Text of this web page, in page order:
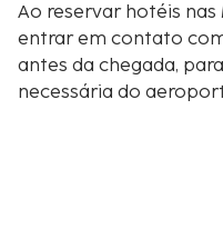
Ao reservar hotéis
entrar em contato
antes da chegada,
necessária do